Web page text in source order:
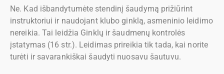
Ne. Kad išbandytumėte stendinį šaudymą prižiūrint
instruktoriui ir naudojant klubo ginklą, asmeninio leidimo
nereikia. Tai leidžia Ginklų ir šaudmenų kontrolės
įstatymas (16 str.). Leidimas prireikia tik tada, kai norite
turėti ir savarankiškai šaudyti nuosavu šautuvu.